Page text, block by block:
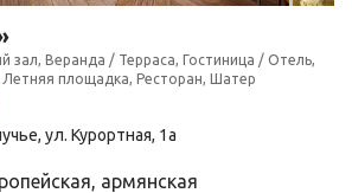
зал, Веранда / Терраса, Гостиница / Отель,
площадка, Ресторан, Шатер
ул. Курортная, 1а
армянская